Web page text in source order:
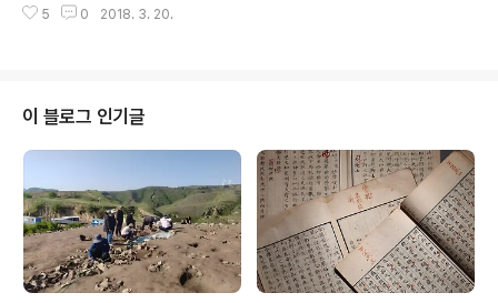
로 돌아가고 말아, 이젠 성골로는 남녀를 통털어 마지막으
에는 "중시 원선이 늙어서 관직에서 물러났다(中侍元宣
생했는지는 알 수가 없다. 다만 그 출생 시기를 대략 짐작할
근거는 있다. 그의 아버지 김흠순은 삼국사기와 삼국유사
에는 생몰년이 없지만, 김유신 동생이라 했으니, 형이 태어
난 595년 이후 출생해야 한다. 화랑세기에는 그가 599년,
건복建福 16년이자 진평왕 21년에 태어나 82세로 장수
하고는 문무제文武帝 20..
5 0 2018. 3. 20.
이 블로그 인기글